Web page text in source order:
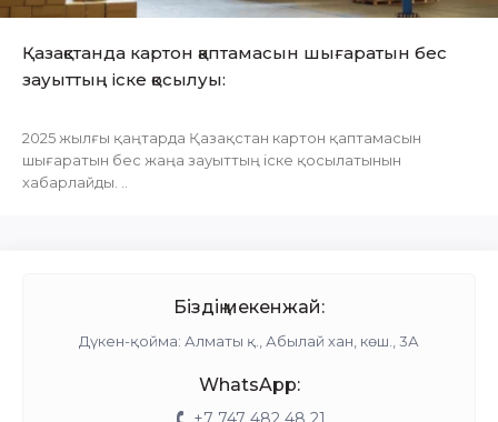
Қазақстанда картон қаптамасын шығаратын бес
зауыттың іске қосылуы:
2025 жылғы қаңтарда Қазақстан картон қаптамасын
шығаратын бес жаңа зауыттың іске қосылатынын
хабарлайды. ..
Біздің мекенжай:
Дүкен-қойма: Алматы қ., Абылай хан, көш., 3А
WhatsApp: